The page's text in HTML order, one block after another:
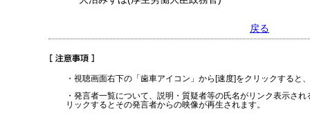
戻る
・視聴画面右下の「歯車アイコン」から[速度]をクリックすると
・発言者一覧について、説明・質疑者等の氏名がリンク表示さ
リックするとその発言者からの映像が再生されます。